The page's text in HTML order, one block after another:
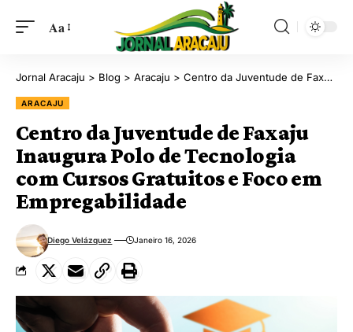
Aa
Jornal Aracaju > Blog > Aracaju > Centro da Juventude de Faxaju Inaugura Polo de Tecnologia com Cursos Gratuitos e Foco em Empregabilidade
ARACAJU
Centro da Juventude de Faxaju
Inaugura Polo de Tecnologia
com Cursos Gratuitos e Foco em
Empregabilidade
Diego Velázquez Janeiro 16, 2026